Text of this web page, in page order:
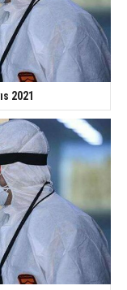
2021